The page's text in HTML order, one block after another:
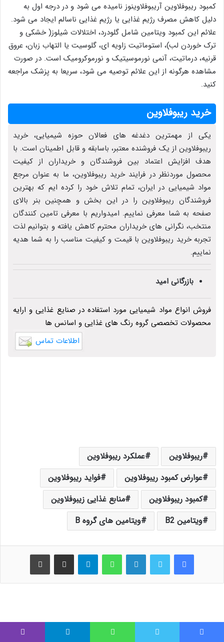
کمبود ریبوفلاوین آریبوفلاوینوز نامیده می شود و در درجه اول به
دلیل کاهش مصرف رژیم غذایی یا رژیم غذایی ناسالم ایجاد می شود.
علائم این کمبود ویتامین شامل گلودرد، اختلالات شیلوز( خشکی و
ترک خوردن لب)، استوماتیت زاویه ای، گلوسیت یا التهاب زبان، عروق
قرنیه، درماتیت، آنمی نورموسیتیک و نورموکرومیک است. در صورت
مشاهده هرگونه از این علائم توصیه می شود، سریعا به پزشک مراجعه
کنید.
خرید ریبوفلاوین
یکی از مهمترین دغدغه های فعالان حوزه شیمیایی، خرید
ریبوفلاوین از یک فروشنده معتبر، باسابقه و قابل اطمینان است. با
هدف افزایش اعتماد بین فروشندگان و خریداران از کیفیت
محصول موردنظر در فرایند خرید ریبوفلاوین، ما به عنوان مرجع
مواد شیمیایی در ایران، تمام تلاش خود را کرده ایم که بهترین
فروشندگان ریبوفلاوین را در این بخش و همچنین بنر بالای
صفحه به شما معرفی نماییم. امیدواریم با معرفی تامین کنندگان
منتخب، نگرانی های خریداران محترم کاهش یافته و بتوانیم لذت
تجربه خرید ریبوفلاوین با قیمت و کیفیت مناسب را به شما هدیه
نماییم.
بازرگانی امید
فروش انواع مواد شیمیایی مورد استفاده در صنایع غذایی و ارایه
محصولات تخصصی گروه رنگ های غذایی و اسانس ها
اطلاعات تماس
ریبوفلاوین
عملکرد ریبوفلاوین
عوارض کمبود ریبوفلاوین
فواید ریبوفلاوین
کمبود ریبوفلاوین
منابع غذایی زیبوفلاوین
ویتامین B2
ویتامین های گروه B
فیس بوک لینکدین واتس آپ اشتراک گذاری از طریق ایمیل